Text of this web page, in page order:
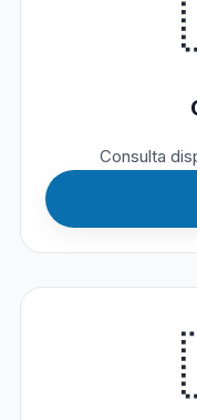
Consulta